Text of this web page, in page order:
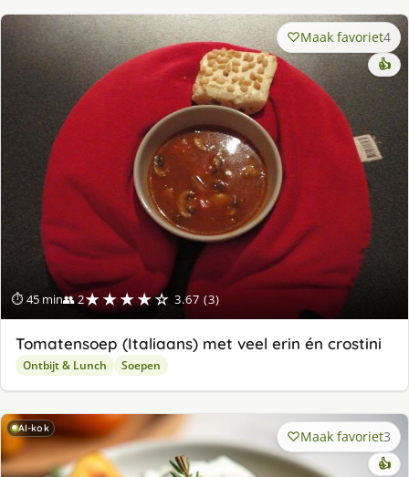
⏱ 45 min👥 2★★★★☆ 3.67 (3)
Maak favoriet4
👍
Tomatensoep (Italiaans) met veel erin én crostini
Ontbijt & Lunch Soepen
AI-kok Maak favoriet3
👍